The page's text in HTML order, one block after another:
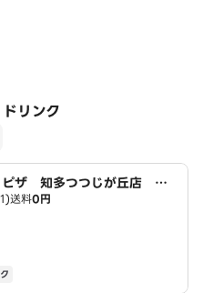
リンク
ピザ 知多つつじが丘店 Do
送料0円